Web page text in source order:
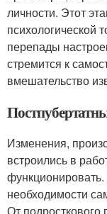
личности. Этот
психологической
перепады
стремится к
вмешательство
Изменения,
встроились в
необходимости